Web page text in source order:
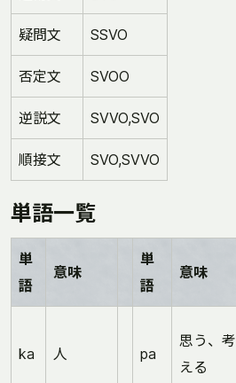
疑問文 SSVO
否定文 SVOO
逆説文 SVVO,SVO
順接文 SVO,SVVO
単語一覧
単
語
意味
単
語
意味
ka 人 pa
思う、考
える